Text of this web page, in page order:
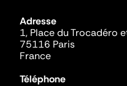
Adresse
1, Place du Trocadéro
75116 Paris
France
Téléphone